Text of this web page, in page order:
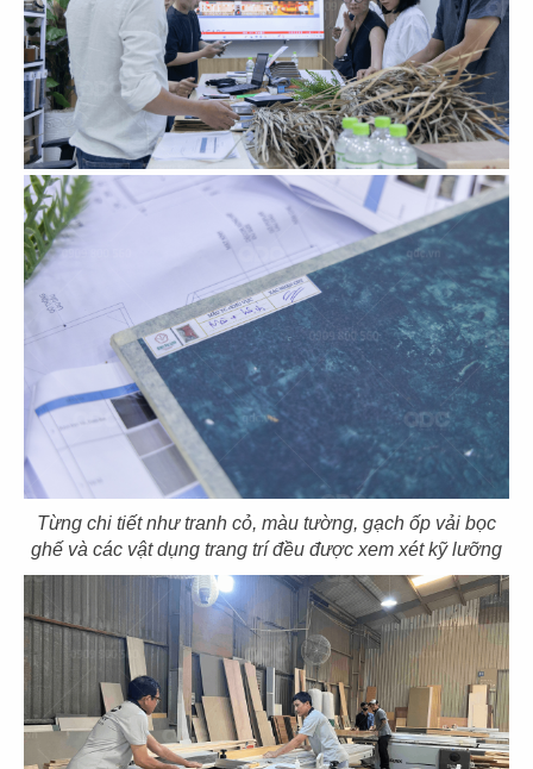
Từng chi tiết như tranh cỏ, màu tường, gạch ốp vải bọc
ghế và các vật dụng trang trí đều được xem xét kỹ lưỡng
CHUBBY YO
CN Thảo Điền
CHUBBY YO
CN Celadon City
49
BAOZ DIMSUM
CN Thuận Kiều - Q.5
50
BAOZ DIMSUM
CN Lê Đại Hành - Q.11
51
BAOZ DIMSUM
CN Nguyễn Tri Phương
52
BAOZ HOTPOT
CN Nguyễn Tri Phương - Q.5
53
BẮC KIM THANG
CN Marina IFC
54
BẮC KIM THANG
CN Thiso Mall Sala